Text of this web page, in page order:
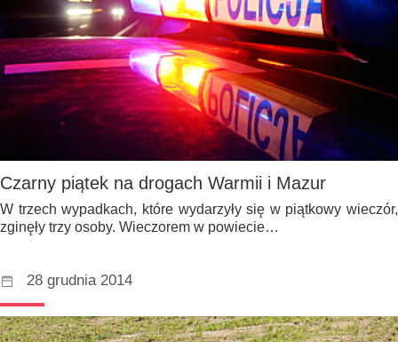
Czarny piątek na drogach Warmii i Mazur
W trzech wypadkach, które wydarzyły się w piątkowy wieczór,
zginęły trzy osoby. Wieczorem w powiecie…
28 grudnia 2014